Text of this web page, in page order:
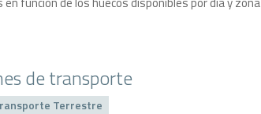
de transporte
Terrestre